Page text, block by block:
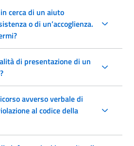
cerca di un aiuto
o di un’accoglienza.
di presentazione di un
avverso verbale di
al codice della